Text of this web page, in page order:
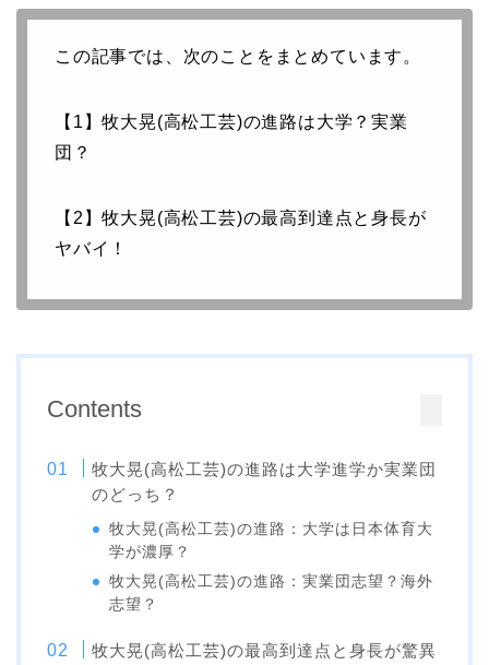
この記事では、次のことをまとめています。
【1】牧大晃(高松工芸)の進路は大学？実業
団？
【2】牧大晃(高松工芸)の最高到達点と身長が
ヤバイ！
Contents
牧大晃(高松工芸)の進路は大学進学か実業団
のどっち？
牧大晃(高松工芸)の進路：大学は日本体育大
学が濃厚？
牧大晃(高松工芸)の進路：実業団志望？海外
志望？
牧大晃(高松工芸)の最高到達点と身長が驚異